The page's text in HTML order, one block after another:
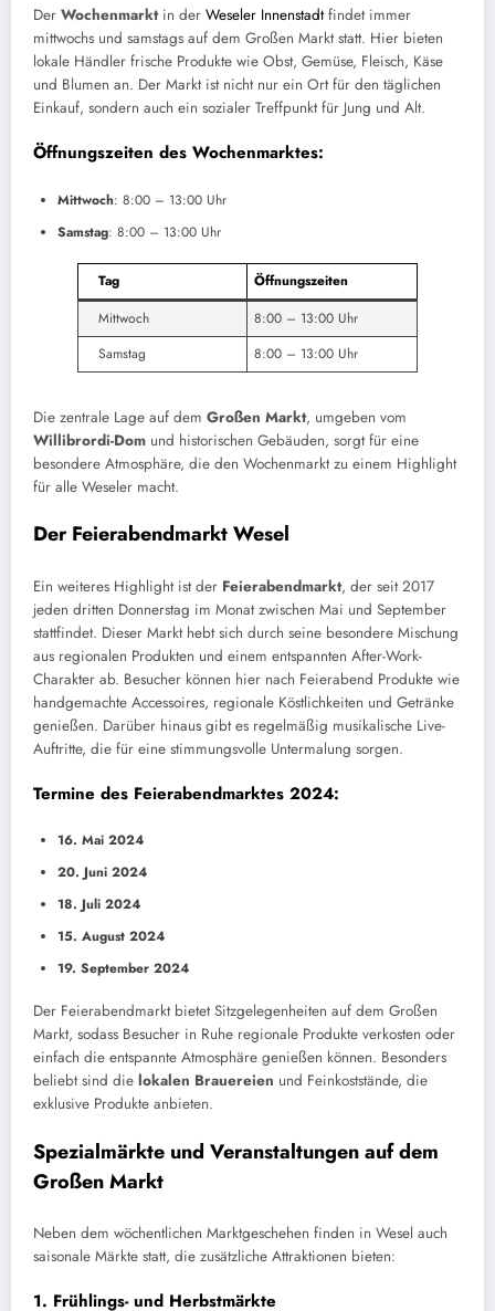
Der Wochenmarktin der Weseler Innenstadtfindet immer
mittwochs und samstags auf dem Großen Markt statt. Hier bieten
lokale Händler frische Produkte wie Obst, Gemüse, Fleisch, Käse
und Blumen an. Der Markt ist nicht nur ein Ort für den täglichen
Einkauf, sondern auch ein sozialer Treffpunkt für Jung und Alt.
Öffnungszeiten des Wochenmarktes:
Mittwoch: 8:00 – 13:00 Uhr
Samstag: 8:00 – 13:00 Uhr
Tag
Öffnungszeiten
Mittwoch
8:00 – 13:00 Uhr
Samstag
8:00 – 13:00 Uhr
Die zentrale Lage auf dem Großen Markt, umgeben vom
Willibrordi-Dom und historischen Gebäuden, sorgt für eine
besondere Atmosphäre, die den Wochenmarkt zu einem Highlight
für alle Weseler macht.
Der Feierabendmarkt Wesel
Ein weiteres Highlight ist der Feierabendmarkt, der seit 2017
jeden dritten Donnerstag im Monat zwischen Mai und September
stattfindet. Dieser Markt hebt sich durch seine besondere Mischung
aus regionalen Produkten und einem entspannten After-Work-
Charakter ab. Besucher können hier nach Feierabend Produkte wie
handgemachte Accessoires, regionale Köstlichkeiten und Getränke
genießen. Darüber hinaus gibt es regelmäßig musikalische Live-
Auftritte, die für eine stimmungsvolle Untermalung sorgen.
Termine des Feierabendmarktes 2024:
16. Mai 2024
20. Juni 2024
18. Juli 2024
15. August 2024
19. September 2024
Der Feierabendmarkt bietet Sitzgelegenheiten auf dem Großen
Markt, sodass Besucher in Ruhe regionale Produkte verkosten oder
einfach die entspannte Atmosphäre genießen können. Besonders
beliebt sind die lokalen Brauereien und Feinkoststände, die
exklusive Produkte anbieten.
Spezialmärkte und Veranstaltungen auf dem
Großen Markt
Neben dem wöchentlichen Marktgeschehen finden in Wesel auch
saisonale Märkte statt, die zusätzliche Attraktionen bieten:
1. Frühlings- und Herbstmärkte